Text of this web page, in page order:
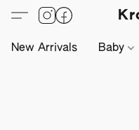
New Arrivals Baby